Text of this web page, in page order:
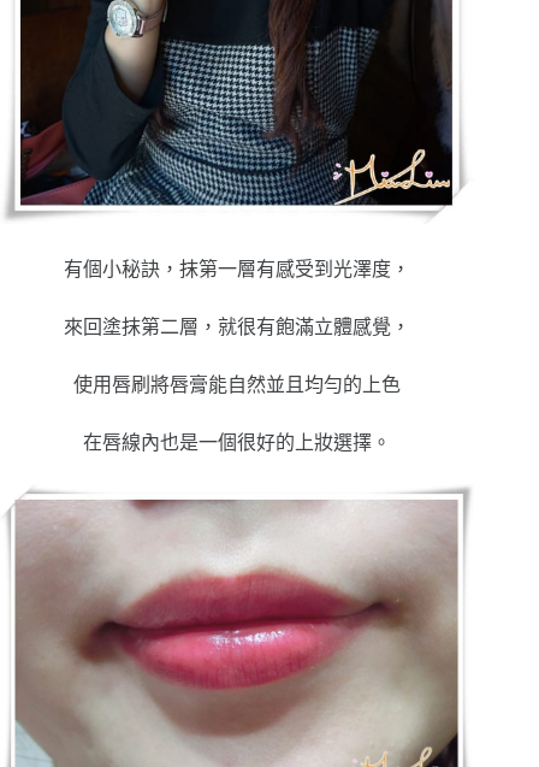
有個小秘訣，抹第一層有感受到光澤度，
來回塗抹第二層，就很有飽滿立體感覺，
使用唇刷將唇膏能自然並且均勻的上色
在唇線內也是一個很好的上妝選擇。